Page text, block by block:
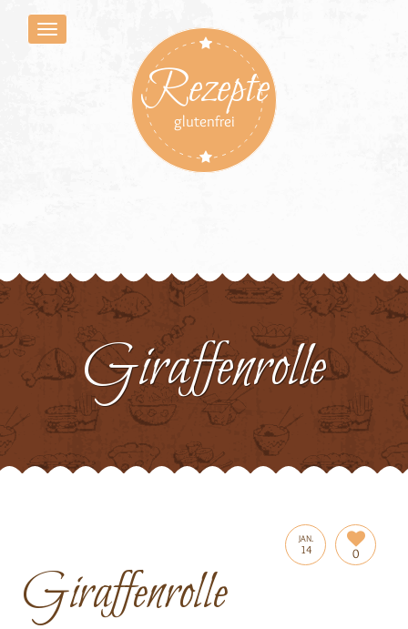
Rezepte
glutenfrei
Giraffenrolle
JAN.
14 0
Giraffenrolle